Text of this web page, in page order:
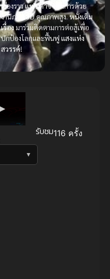
เรื่องราวแฟนตาซีอลังการด้วย
งานภาพ
3Dคุณภาพสูง.หนังเต็ม
เรื่องมาร่วมติดตามการต่อสู้เพื่อ
ปกป้องโลกและฟื้นฟู แสงแห่ง
สวรรค์!
▼
รับชม116 ครั้ง